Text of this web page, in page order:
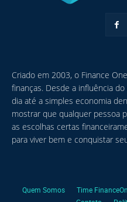
Criado em 2003, o Finance
finanças. Desde a influência
dia até a simples economia
mostrar que qualquer pessoa
as escolhas certas
para viver bem e conquistar
Quem Somos Time